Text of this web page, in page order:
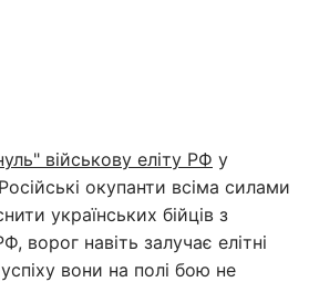
військову еліту РФ у
окупанти всіма силами
українських бійців з
ворог навіть залучає елітні
вони на полі бою не